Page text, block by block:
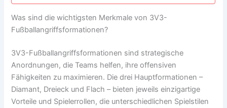
Was sind die wichtigsten Merkmale von 3V3-
Fußballangriffsformationen?
3V3-Fußballangriffsformationen sind strategische
Anordnungen, die Teams helfen, ihre offensiven
Fähigkeiten zu maximieren. Die drei Hauptformationen –
Diamant, Dreieck und Flach – bieten jeweils einzigartige
Vorteile und Spielerrollen, die unterschiedlichen Spielstilen